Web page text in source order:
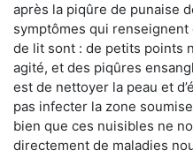
après la piqûre de punaise
symptômes qui
de lit sont : de petits points
agité, et des piqûres
est de nettoyer la peau et
pas infecter la zone
bien que ces nuisibles ne
directement de maladies